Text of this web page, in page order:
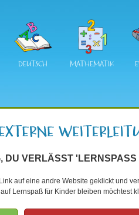
DEUTSCH MATHEMATIK
DU VERLÄSST 'LERNSPASS
auf eine andre Website geklickt und
Lernspaß für Kinder bleiben möchtest